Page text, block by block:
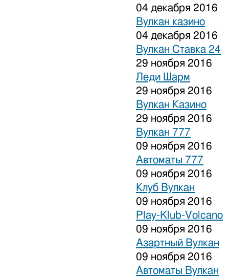
04 декабря 2016
Вулкан казино
04 декабря 2016
Вулкан Ставка 24
29 ноября 2016
Леди Шарм
29 ноября 2016
Вулкан Казино
29 ноября 2016
Вулкан 777
09 ноября 2016
Автоматы 777
09 ноября 2016
Клуб Вулкан
09 ноября 2016
Play-Klub-Volcano
09 ноября 2016
Азартный Вулкан
09 ноября 2016
Автоматы Вулкан